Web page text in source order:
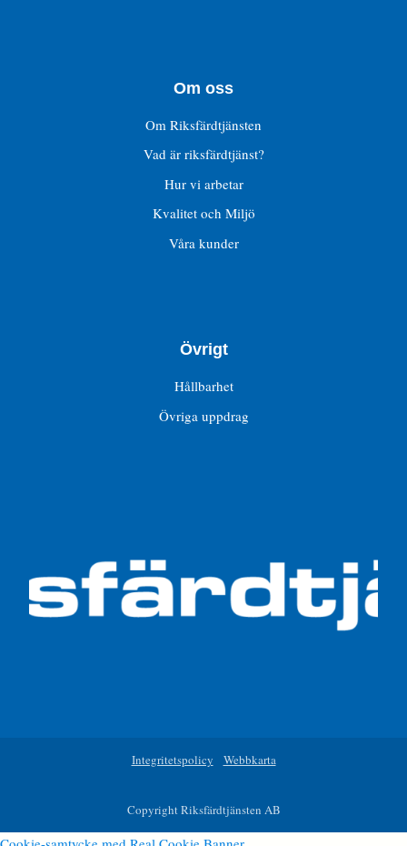
Om oss
Om Riksfärdtjänsten
Vad är riksfärdtjänst?
Hur vi arbetar
Kvalitet och Miljö
Våra kunder
Övrigt
Hållbarhet
Övriga uppdrag
Integritetspolicy Webbkarta
Copyright Riksfärdtjänsten AB